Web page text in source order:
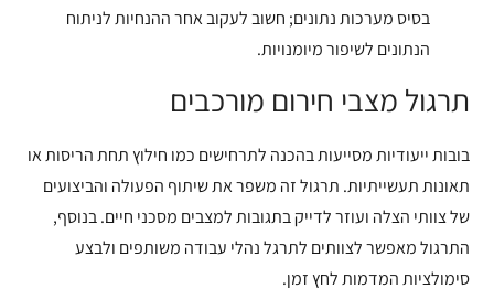
בסיס מערכות נתונים; חשוב לעקוב אחר ההנחיות לניתוח
הנתונים לשיפור מיומנויות.
תרגול מצבי חירום מורכבים
בובות ייעודיות מסייעות בהכנה לתרחישים כמו חילוץ תחת הריסות או
תאונות תעשייתיות. תרגול זה משפר את שיתוף הפעולה והביצועים
של צוותי הצלה ועוזר לדייק בתגובות למצבים מסכני חיים. בנוסף,
התרגול מאפשר לצוותים לתרגל נהלי עבודה משותפים ולבצע
סימולציות המדמות לחץ זמן.